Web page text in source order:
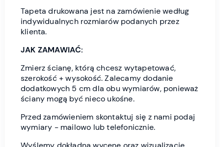
Tapeta drukowana jest na zamówienie według
indywidualnych rozmiarów podanych przez
klienta.
JAK ZAMAWIAĆ:
Zmierz ścianę, którą chcesz wytapetować,
szerokość + wysokość. Zalecamy dodanie
dodatkowych 5 cm dla obu wymiarów, ponieważ
ściany mogą być nieco ukośne.
Przed zamówieniem skontaktuj się z nami podaj
wymiary - mailowo lub telefonicznie.